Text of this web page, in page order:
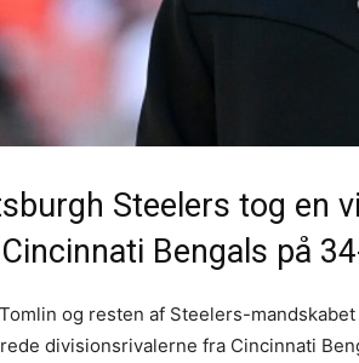
Steelers tog en
Bengals på
og resten af Steelers-
divisionsrivalerne fra Cincinnati